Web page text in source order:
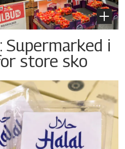
i
store sko